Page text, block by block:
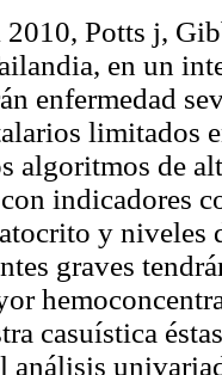
2010, Potts j,
en un
enfermedad
limitados
algoritmos de
indicadores
y niveles
graves
casuística
análisis